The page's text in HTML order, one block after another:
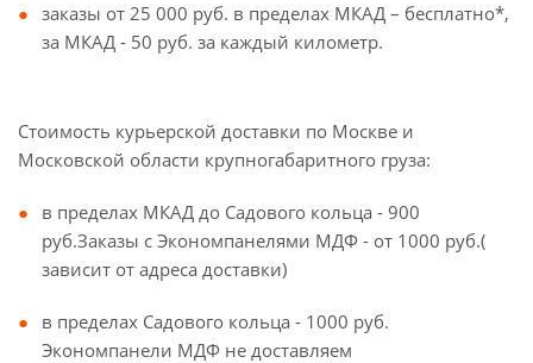
заказы от 25 000 руб. в пределах МКАД – бесплатно*,
за МКАД - 50 руб. за каждый километр.
Стоимость курьерской доставки по Москве и
Московской области крупногабаритного груза:
в пределах МКАД до Садового кольца - 900
руб.Заказы с Экономпанелями МДФ - от 1000 руб.(
зависит от адреса доставки)
в пределах Садового кольца - 1000 руб.
Экономпанели МДФ не доставляем